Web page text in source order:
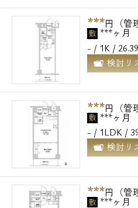
***円（管
敷 ***ヶ月
- / 1K /
検討リ
***円（管
敷 ***ヶ月
- / 1LDK /
検討リ
***円（管
敷 ***ヶ月